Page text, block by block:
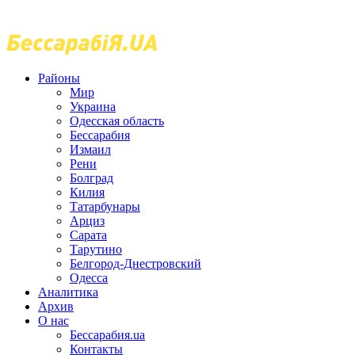
Районы
Мир
Украина
Одесская область
Бессарабия
Измаил
Рени
Болград
Килия
Татарбунары
Арциз
Сарата
Тарутино
Белгород-Днестровский
Одесса
Аналитика
Архив
О нас
Бессарабия.ua
Контакты